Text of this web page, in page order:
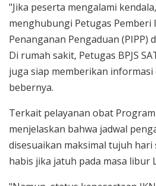
"Jika peserta mengalami
menghubungi Petugas Pemberi
Penanganan Pengaduan (PIPP)
Di rumah sakit, Petugas BPJS
juga siap memberikan informasi
bebernya.
Terkait pelayanan obat Program
menjelaskan bahwa jadwal
disesuaikan maksimal tujuh hari
habis jika jatuh pada masa libur